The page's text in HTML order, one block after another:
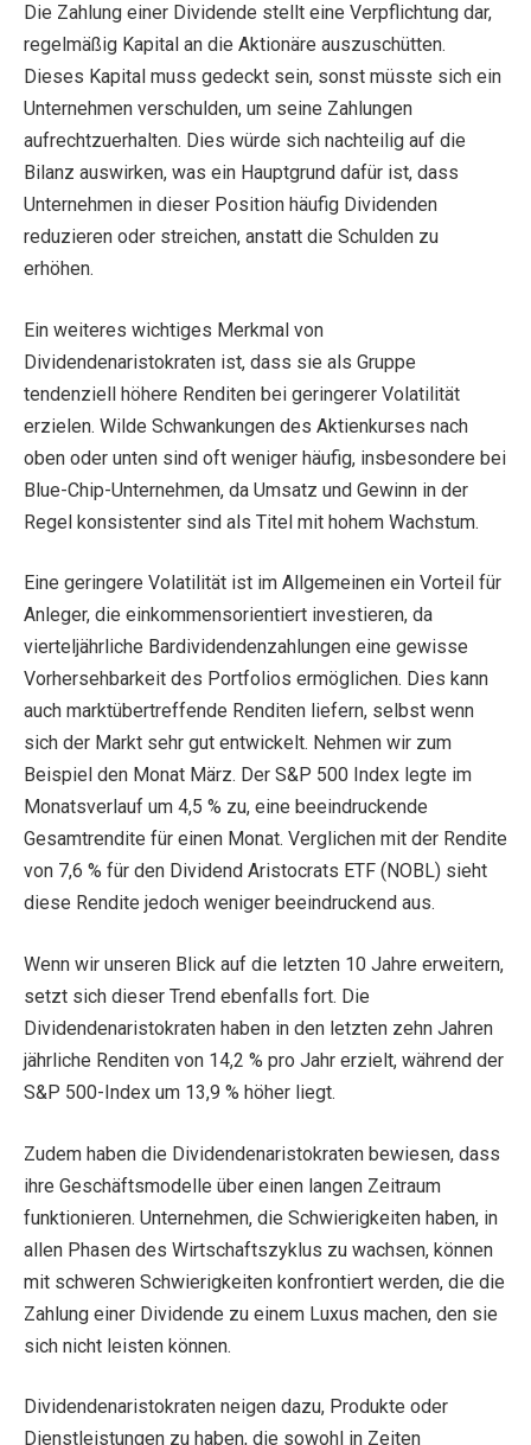
Die Zahlung einer Dividende stellt eine Verpflichtung dar,
regelmäßig Kapital an die Aktionäre auszuschütten.
Dieses Kapital muss gedeckt sein, sonst müsste sich ein
Unternehmen verschulden, um seine Zahlungen
aufrechtzuerhalten. Dies würde sich nachteilig auf die
Bilanz auswirken, was ein Hauptgrund dafür ist, dass
Unternehmen in dieser Position häufig Dividenden
reduzieren oder streichen, anstatt die Schulden zu
erhöhen.
Ein weiteres wichtiges Merkmal von
Dividendenaristokraten ist, dass sie als Gruppe
tendenziell höhere Renditen bei geringerer Volatilität
erzielen. Wilde Schwankungen des Aktienkurses nach
oben oder unten sind oft weniger häufig, insbesondere bei
Blue-Chip-Unternehmen, da Umsatz und Gewinn in der
Regel konsistenter sind als Titel mit hohem Wachstum.
Eine geringere Volatilität ist im Allgemeinen ein Vorteil für
Anleger, die einkommensorientiert investieren, da
vierteljährliche Bardividendenzahlungen eine gewisse
Vorhersehbarkeit des Portfolios ermöglichen. Dies kann
auch marktübertreffende Renditen liefern, selbst wenn
sich der Markt sehr gut entwickelt. Nehmen wir zum
Beispiel den Monat März. Der S&P 500 Index legte im
Monatsverlauf um 4,5 % zu, eine beeindruckende
Gesamtrendite für einen Monat. Verglichen mit der Rendite
von 7,6 % für den Dividend Aristocrats ETF (NOBL) sieht
diese Rendite jedoch weniger beeindruckend aus.
Wenn wir unseren Blick auf die letzten 10 Jahre erweitern,
setzt sich dieser Trend ebenfalls fort. Die
Dividendenaristokraten haben in den letzten zehn Jahren
jährliche Renditen von 14,2 % pro Jahr erzielt, während der
S&P 500-Index um 13,9 % höher liegt.
Zudem haben die Dividendenaristokraten bewiesen, dass
ihre Geschäftsmodelle über einen langen Zeitraum
funktionieren. Unternehmen, die Schwierigkeiten haben, in
allen Phasen des Wirtschaftszyklus zu wachsen, können
mit schweren Schwierigkeiten konfrontiert werden, die die
Zahlung einer Dividende zu einem Luxus machen, den sie
sich nicht leisten können.
Dividendenaristokraten neigen dazu, Produkte oder
Dienstleistungen zu haben, die sowohl in Zeiten